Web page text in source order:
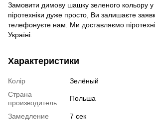
Замовити димову шашку зеленого кольору
піротехніки дуже просто, Ви залишаєте
телефонуєте нам. Ми доставляємо
Україні.
Характеристики
Колір
Зелёный
Страна
производитель
Польша
Замедление 7 сек